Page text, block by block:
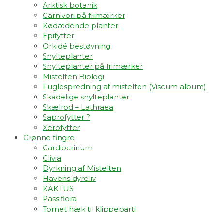
Arktisk botanik
Carnivori på frimærker
Kødædende planter
Epifytter
Orkidé bestøvning
Snylteplanter
Snylteplanter på frimærker
Mistelten Biologi
Fuglespredning af mistelten (Viscum album)​
Skadelige snylteplanter
Skælrod – Lathraea
Saprofytter ?
Xerofytter
Grønne fingre
Cardiocrinum
Clivia
Dyrkning af Mistelten
Havens dyreliv
KAKTUS
Passiflora
Tornet hæk til klippeparti